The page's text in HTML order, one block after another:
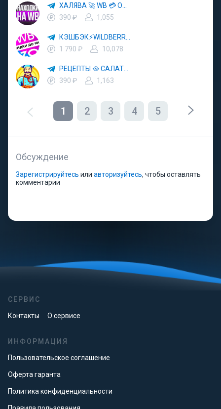
390 ₽
1,055
1 790 ₽
10,078
390 ₽
1,163
1 2 3 4 5
Обсуждение
Зарегистрируйтесь или авторизуйтесь, чтобы оставлять
комментарии
СЕРВИС
Контакты О сервисе
ИНФОРМАЦИЯ
Пользовательское соглашение
Оферта гаранта
Политика конфиденциальности